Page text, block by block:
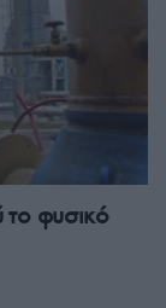
το φυσικό